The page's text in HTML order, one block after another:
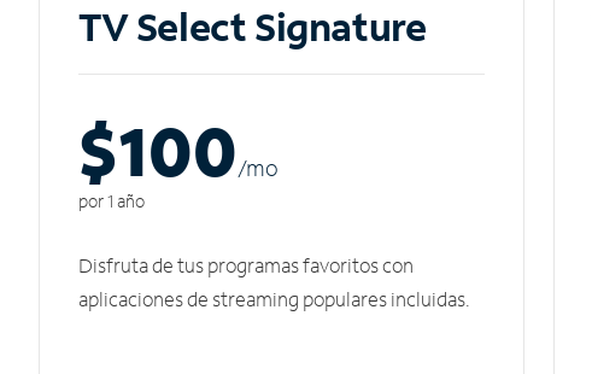
TV Select Signature
$100/mo
por 1 año
Disfruta de tus programas favoritos con
aplicaciones de streaming populares incluidas.